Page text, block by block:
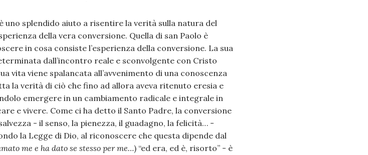
splendido aiuto a risentire la verità sulla natura del
della vera conversione. Quella di san Paolo è
in cosa consiste l’esperienza della conversione. La sua
dall’incontro reale e sconvolgente con Cristo
vita viene spalancata all’avvenimento di una conoscenza
la verità di ciò che fino ad allora aveva ritenuto eresia e
emergere in un cambiamento radicale e integrale in
e vivere. Come ci ha detto il Santo Padre, la conversione
- il senso, la pienezza, il guadagno, la felicità… -
la Legge di Dio, al riconoscere che questa dipende dal
me e ha dato se stesso per me…) “ed era, ed è, risorto” - è